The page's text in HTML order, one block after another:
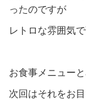
ったのですが
レトロな雰囲気
お食事メニュー
次回はそれをお